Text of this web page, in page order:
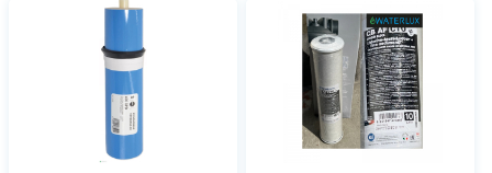
Змінні елементи